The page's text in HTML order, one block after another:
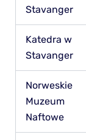
Stavanger
Katedra w
Stavanger
Norweskie
Muzeum
Naftowe